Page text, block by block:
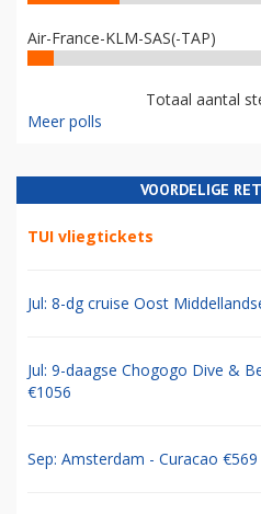
Air-France-KLM-SAS(-TAP)
Totaal aantal
Meer polls
VOORDELIGE
TUI vliegtickets
Jul: 8-dg cruise Oost
Jul: 9-daagse Chogogo Dive &
€1056
Sep: Amsterdam - Curacao €569